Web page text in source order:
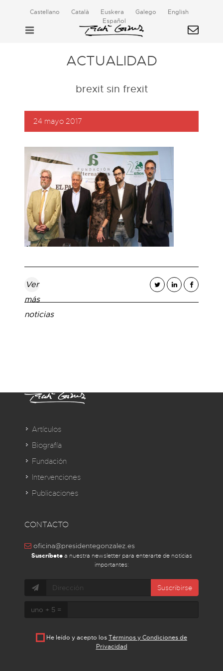
Castellano Català Euskera Galego
English
Español
ACTUALIDAD
brexit sin frexit
24 mayo 2017
Ver
más
noticias
Artículos
Biografía
Fundación
Intervenciones
Publicaciones
CONTACTO
oficina@presidentegonzalez.es
Suscríbetea nuestra newsletter para enterarte de noticias
importantes:
Suscribirse
uno + 5 =
He leído y acepto losTérminos y Condiciones de
Privacidad